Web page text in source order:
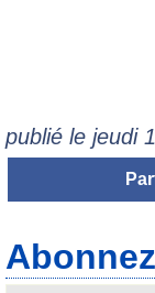
publié le jeudi